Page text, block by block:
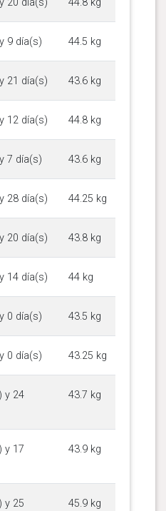
9 día(s) 44.5 kg
21 día(s) 43.6 kg
12 día(s) 44.8 kg
7 día(s) 43.6 kg
28 día(s) 44.25 kg
20 día(s) 43.8 kg
14 día(s) 44 kg
0 día(s) 43.5 kg
0 día(s) 43.25 kg
y 24
43.7 kg
y 17
43.9 kg
y 25
45.9 kg